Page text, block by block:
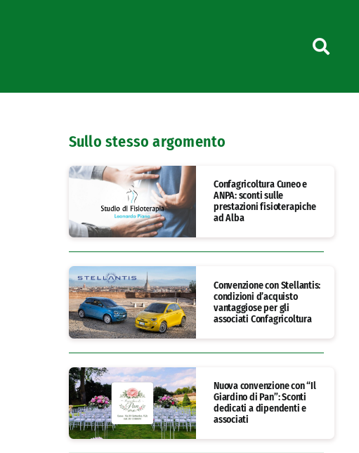
Sullo stesso argomento
Confagricoltura Cuneo e
ANPA: sconti sulle
prestazioni fisioterapiche
ad Alba
Convenzione con Stellantis:
condizioni d’acquisto
vantaggiose per gli
associati Confagricoltura
Nuova convenzione con “Il
Giardino di Pan”: Sconti
dedicati a dipendenti e
associati